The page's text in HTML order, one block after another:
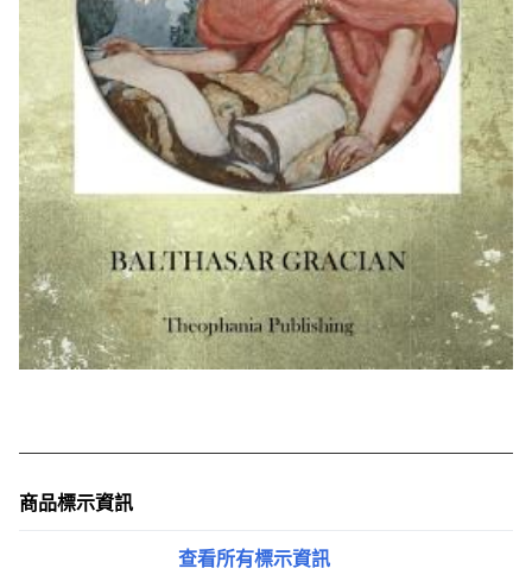
商品標示資訊
查看所有標示資訊